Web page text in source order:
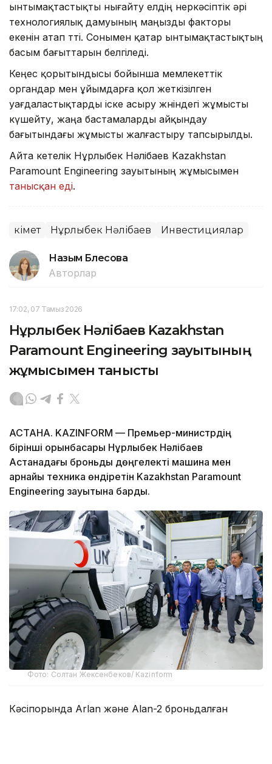
ынтымақтастықты нығайту елдің өнеркәсіптік әрі
технологиялық дамуының маңызды факторы
екенін атап өтті. Сонымен қатар ынтымақтастықтың
басым бағыттарын белгіледі.
Кеңес қорытындысы бойынша мемлекеттік
органдар мен ұйымдарға қол жеткізілген
уағдаластықтарды іске асыру жөніндегі жұмысты
күшейту, жаңа бастамаларды айқындау
бағытындағы жұмысты жалғастыру тапсырылды.
Айта кетелік Нұрлыбек Нәлібаев Kazakhstan
Paramount Engineering зауытының жұмысымен
танысқан еді.
Үкімет Нұрлыбек Нәлібаев Инвестициялар
Назым Бөлесова
Авторлар
17:02, 07 Тамыз 2026
Нұрлыбек Нәлібаев Kazakhstan
Paramount Engineering зауытының
жұмысымен танысты
АСТАНА. KAZINFORM — Премьер-министрдің
бірінші орынбасары Нұрлыбек Нәлібаев
Астанадағы броньды дөңгелекті машина мен
арнайы техника өндіретін Kazakhstan Paramount
Engineering зауытына барды.
Фото: Солтан Жексенбеков/ Kazinform
Кәсіпорында Arlan және Alan-2 броньдалған